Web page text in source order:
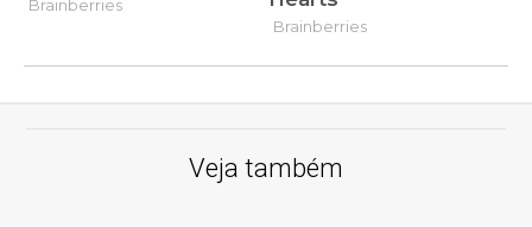
Veja também